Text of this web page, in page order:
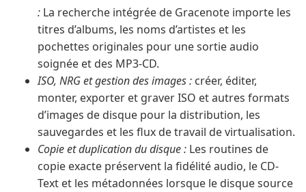
: La recherche intégrée de Gracenote importe les
titres d’albums, les noms d’artistes et les
pochettes originales pour une sortie audio
soignée et des MP3-CD.
ISO, NRG et gestion des images : créer, éditer,
monter, exporter et graver ISO et autres formats
d’images de disque pour la distribution, les
sauvegardes et les flux de travail de virtualisation.
Copie et duplication du disque : Les routines de
copie exacte préservent la fidélité audio, le CD-
Text et les métadonnées lorsque le disque source